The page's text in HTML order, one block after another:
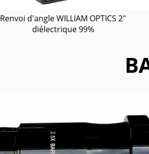
Renvoi d'angle WILLIAM OPTICS 2"
diélectrique 99%